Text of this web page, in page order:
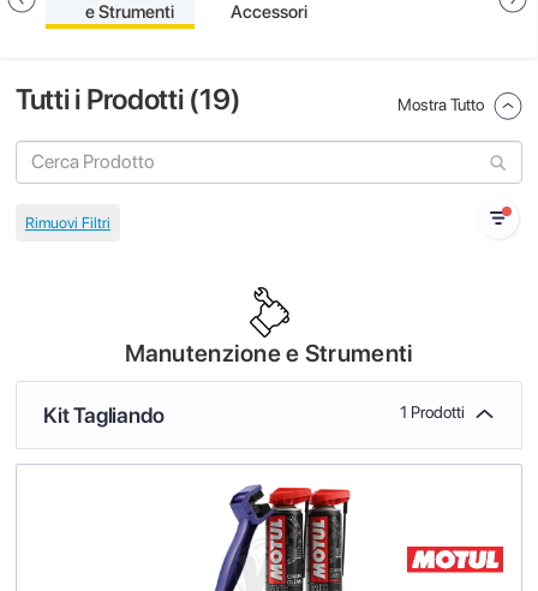
e Strumenti
Accessori
Tutti i Prodotti (19) Mostra Tutto
Manutenzione e Strumenti
Kit Tagliando 1 Prodotti